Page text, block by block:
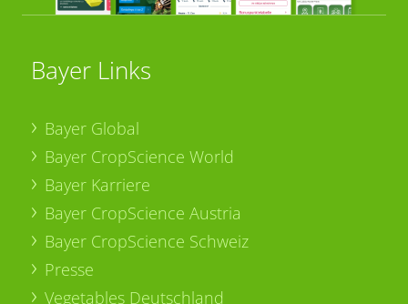
Bayer Links
Bayer Global
Bayer CropScience World
Bayer Karriere
Bayer CropScience Austria
Bayer CropScience Schweiz
Presse
Vegetables Deutschland